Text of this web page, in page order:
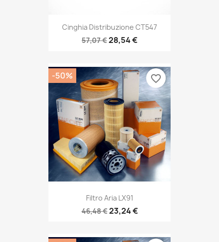
Cinghia Distribuzione CT547
57,07 €28,54 €
Filtro Aria LX91
46,48 €23,24 €
-50% favorite_border